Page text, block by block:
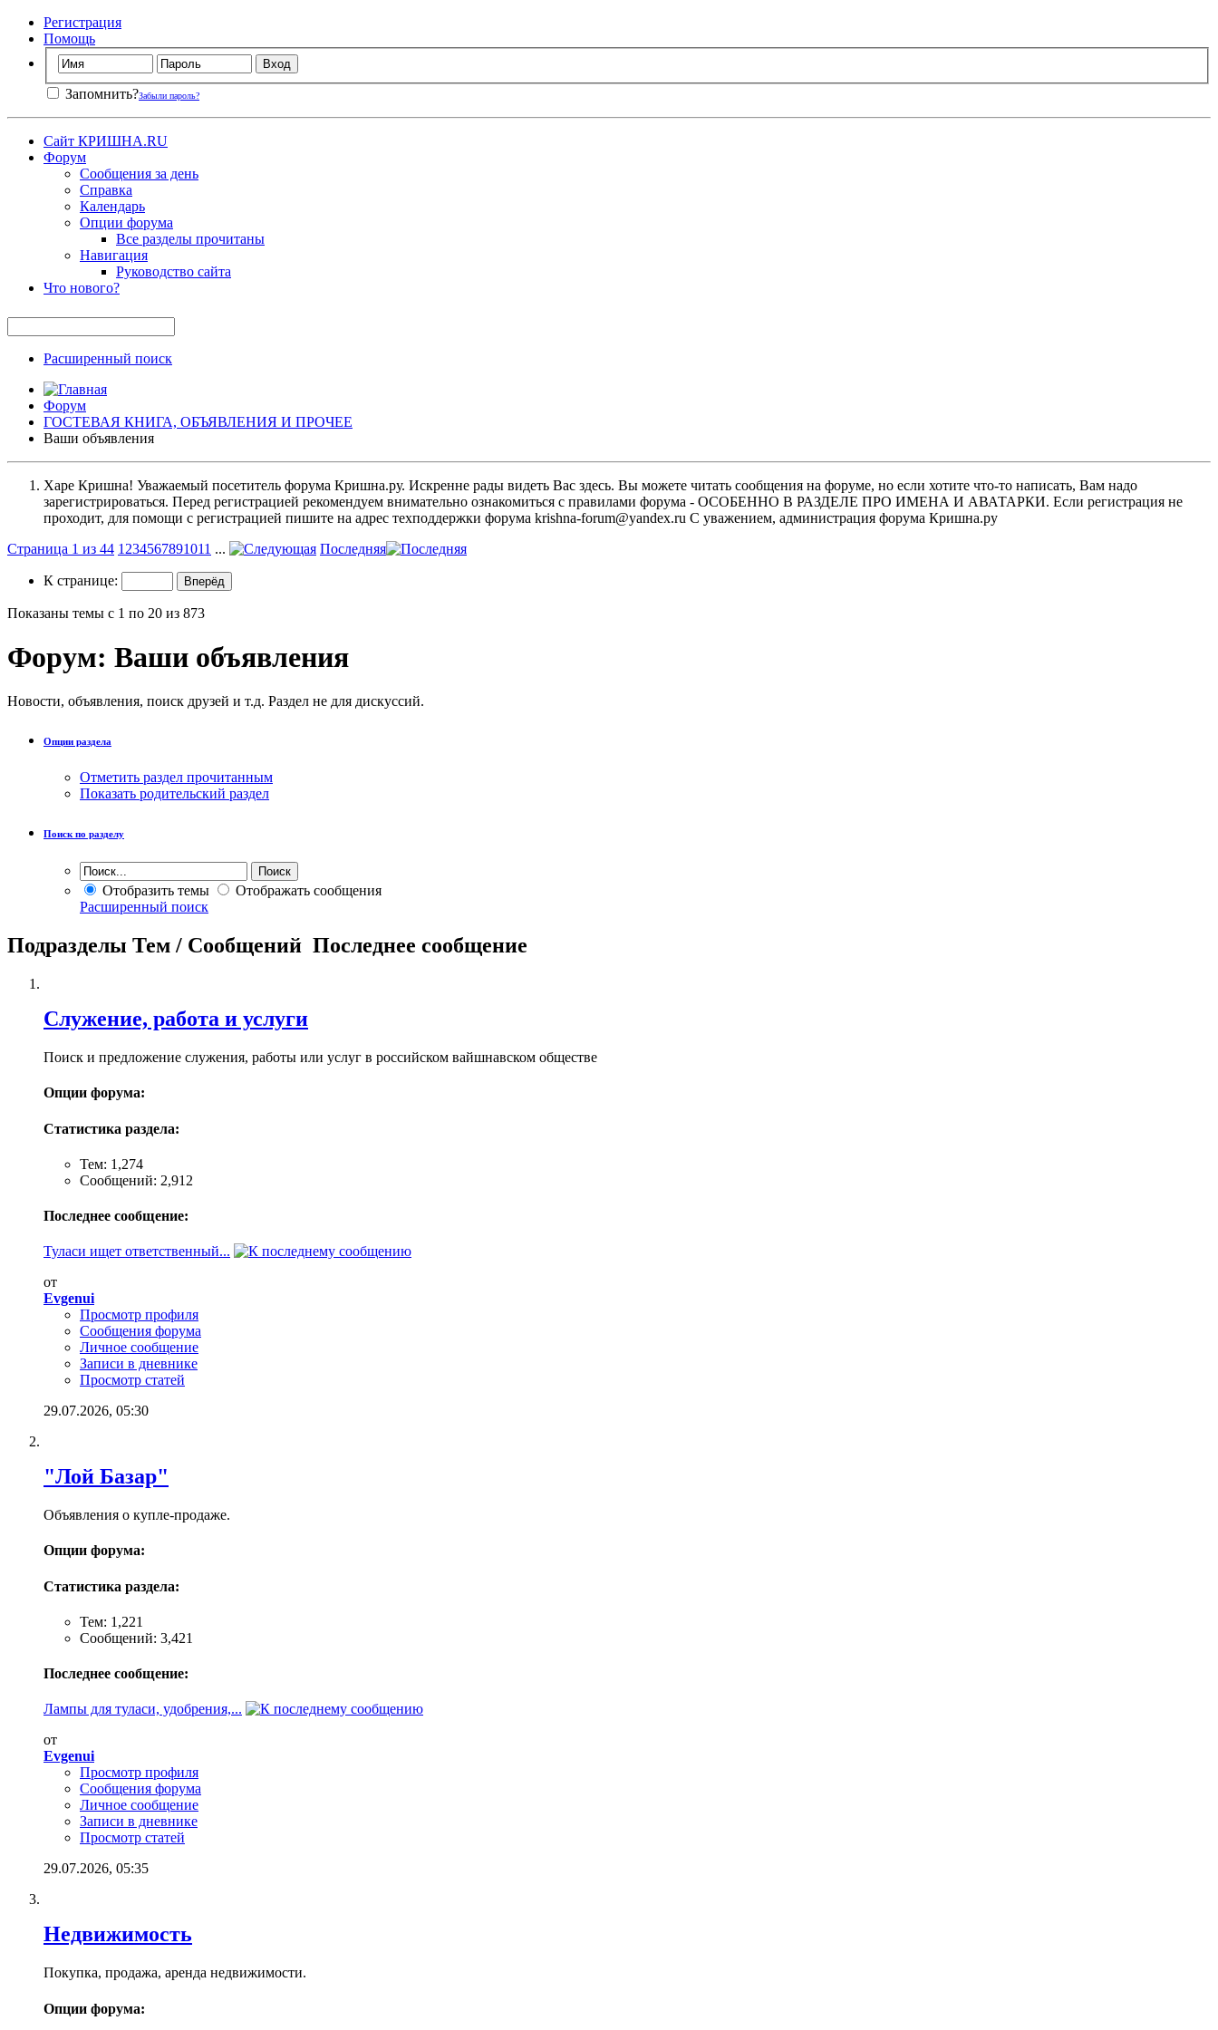
Регистрация
Помощь
Запомнить?Забыли пароль?
Сайт КРИШНА.RU
Форум
Сообщения за день
Справка
Календарь
Опции форума
Все разделы прочитаны
Навигация
Руководство сайта
Что нового?
Расширенный поиск
Форум
ГОСТЕВАЯ КНИГА, ОБЪЯВЛЕНИЯ И ПРОЧЕЕ
Ваши объявления
Харе Кришна! Уважаемый посетитель форума Кришна.ру. Искренне рады видеть Вас здесь. Вы можете читать сообщения на форуме, но если хотите что-то написать, Вам надо
зарегистрироваться. Перед регистрацией рекомендуем внимательно ознакомиться с правилами форума - ОСОБЕННО В РАЗДЕЛЕ ПРО ИМЕНА И АВАТАРКИ. Если регистрация не
проходит, для помощи с регистрацией пишите на адрес техподдержки форума krishna-forum@yandex.ru С уважением, администрация форума Кришна.ру
Страница 1 из 44 1 234567891011 ... Последняя
К странице:
Показаны темы с 1 по 20 из 873
Форум: Ваши объявления
Новости, объявления, поиск друзей и т.д. Раздел не для дискуссий.
Опции раздела
Отметить раздел прочитанным
Показать родительский раздел
Поиск по разделу
Отобразить темы
Отображать сообщения
Расширенный поиск
Подразделы Тем / Сообщений Последнее сообщение
Служение, работа и услуги
Поиск и предложение служения, работы или услуг в российском вайшнавском обществе
Опции форума:
Статистика раздела:
Тем: 1,274
Сообщений: 2,912
Последнее сообщение:
Туласи ищет ответственный...
от
Evgenui
Просмотр профиля
Сообщения форума
Личное сообщение
Записи в дневнике
Просмотр статей
29.07.2026, 05:30
"Лой Базар"
Объявления о купле-продаже.
Опции форума:
Статистика раздела:
Тем: 1,221
Сообщений: 3,421
Последнее сообщение:
Лампы для туласи, удобрения,...
от
Evgenui
Просмотр профиля
Сообщения форума
Личное сообщение
Записи в дневнике
Просмотр статей
29.07.2026, 05:35
Недвижимость
Покупка, продажа, аренда недвижимости.
Опции форума: